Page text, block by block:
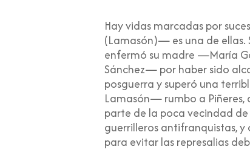
Hay vidas marcadas por
(Lamasón)— es una de ellas.
enfermó su madre —María
Sánchez— por haber sido
posguerra y superó una
Lamasón— rumbo a Piñeres,
parte de la poca vecindad
guerrilleros antifranquistas, y
para evitar las represalias